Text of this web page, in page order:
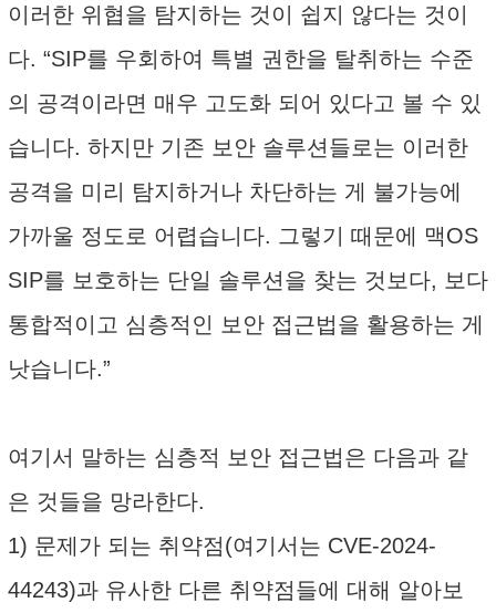
이러한 위협을 탐지하는 것이 쉽지 않다는 것이
다. “SIP를 우회하여 특별 권한을 탈취하는 수준
의 공격이라면 매우 고도화 되어 있다고 볼 수 있
습니다. 하지만 기존 보안 솔루션들로는 이러한
공격을 미리 탐지하거나 차단하는 게 불가능에
가까울 정도로 어렵습니다. 그렇기 때문에 맥OS
SIP를 보호하는 단일 솔루션을 찾는 것보다, 보다
통합적이고 심층적인 보안 접근법을 활용하는 게
낫습니다.”
여기서 말하는 심층적 보안 접근법은 다음과 같
은 것들을 망라한다.
1) 문제가 되는 취약점(여기서는 CVE-2024-
44243)과 유사한 다른 취약점들에 대해 알아보